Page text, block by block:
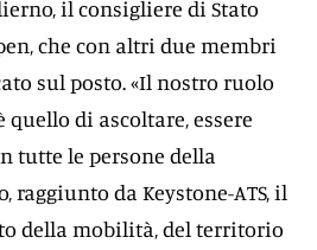
il consigliere di Stato
che con altri due membri
sul posto. «Il nostro ruolo
di ascoltare, essere
tutte le persone della
raggiunto da Keystone-ATS, il
della mobilità, del territorio